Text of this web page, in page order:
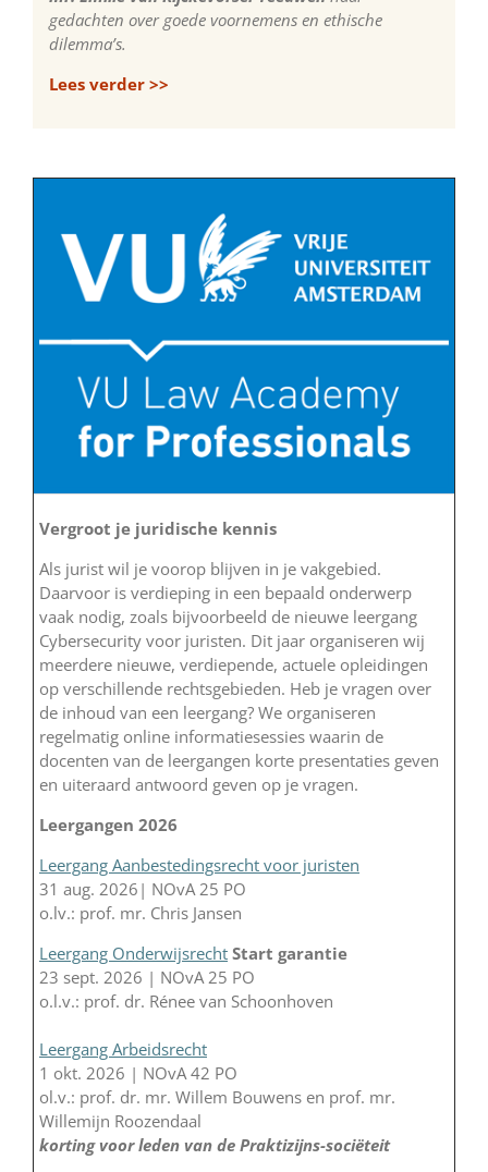
gedachten over goede voornemens en ethische
dilemma’s.
Lees verder >>
Vergroot je juridische kennis
Als jurist wil je voorop blijven in je vakgebied.
Daarvoor is verdieping in een bepaald onderwerp
vaak nodig, zoals bijvoorbeeld de nieuwe leergang
Cybersecurity voor juristen. Dit jaar organiseren wij
meerdere nieuwe, verdiepende, actuele opleidingen
op verschillende rechtsgebieden. Heb je vragen over
de inhoud van een leergang? We organiseren
regelmatig online informatiesessies waarin de
docenten van de leergangen korte presentaties geven
en uiteraard antwoord geven op je vragen.
Leergangen 2026
Leergang Aanbestedingsrecht voor juristen
31 aug. 2026| NOvA 25 PO
o.lv.: prof. mr. Chris Jansen
Leergang Onderwijsrecht Start garantie
23 sept. 2026 | NOvA 25 PO
o.l.v.: prof. dr. Rénee van Schoonhoven
Leergang Arbeidsrecht
1 okt. 2026 | NOvA 42 PO
ol.v.: prof. dr. mr. Willem Bouwens en prof. mr.
Willemijn Roozendaal
korting voor leden van de Praktizijns-sociëteit